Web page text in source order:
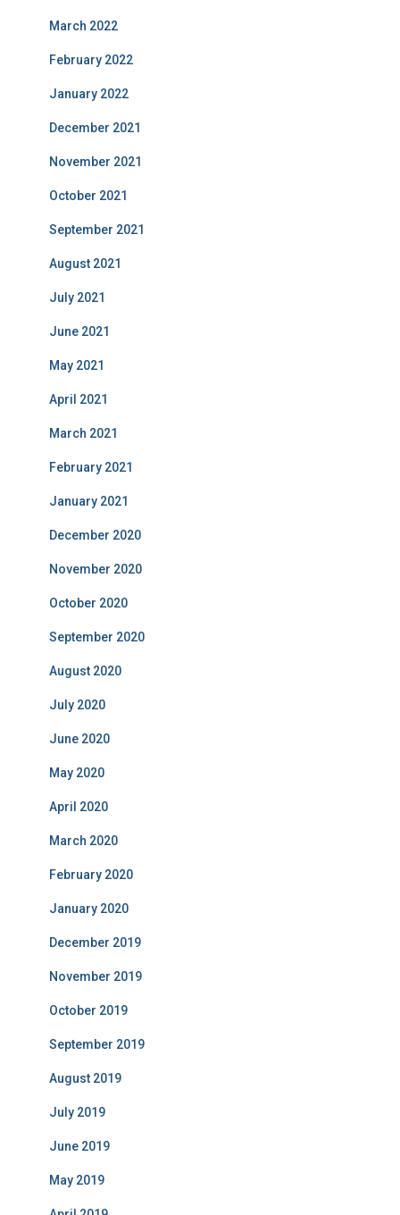
March 2022
February 2022
January 2022
December 2021
November 2021
October 2021
September 2021
August 2021
July 2021
June 2021
May 2021
April 2021
March 2021
February 2021
January 2021
December 2020
November 2020
October 2020
September 2020
August 2020
July 2020
June 2020
May 2020
April 2020
March 2020
February 2020
January 2020
December 2019
November 2019
October 2019
September 2019
August 2019
July 2019
June 2019
May 2019